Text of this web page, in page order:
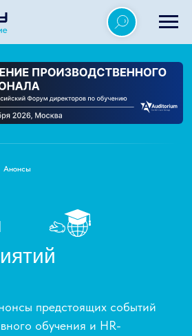
Анонсы
предстоящих событий
обучения и HR-